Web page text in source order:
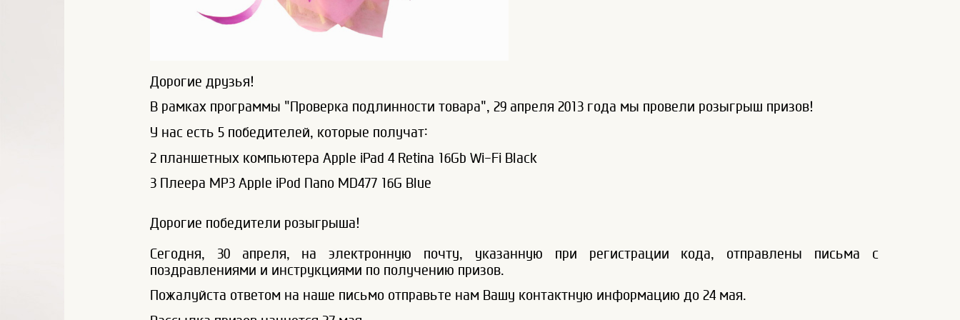
Дорогие друзья!
В рамках программы "Проверка подлинности товара", 29 апреля 2013 года мы провели розыгрыш призов!
У нас есть 5 победителей, которые получат:
2 планшетных компьютера Apple iPad 4 Retina 16Gb Wi-Fi Black
3 Плеера MP3 Apple iPod Nano MD477 16G Blue
Дорогие победители розыгрыша!
Сегодня, 30 апреля, на электронную почту, указанную при регистрации кода, отправлены письма с
поздравлениями и инструкциями по получению призов.
Пожалуйста ответом на наше письмо отправьте нам Вашу контактную информацию до 24 мая.